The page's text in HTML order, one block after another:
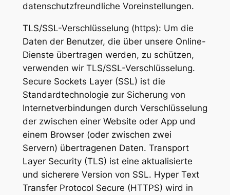
datenschutzfreundliche Voreinstellungen.
TLS/SSL-Verschlüsselung (https): Um die
Daten der Benutzer, die über unsere Online-
Dienste übertragen werden, zu schützen,
verwenden wir TLS/SSL-Verschlüsselung.
Secure Sockets Layer (SSL) ist die
Standardtechnologie zur Sicherung von
Internetverbindungen durch Verschlüsselung
der zwischen einer Website oder App und
einem Browser (oder zwischen zwei
Servern) übertragenen Daten. Transport
Layer Security (TLS) ist eine aktualisierte
und sicherere Version von SSL. Hyper Text
Transfer Protocol Secure (HTTPS) wird in